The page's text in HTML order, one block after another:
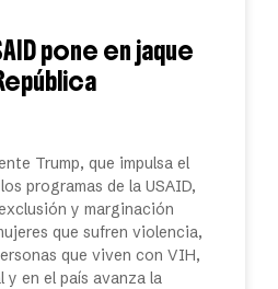
pone en jaque
Trump, que impulsa el
programas de la USAID,
y marginación
que sufren violencia,
que viven con VIH,
y en el país avanza la